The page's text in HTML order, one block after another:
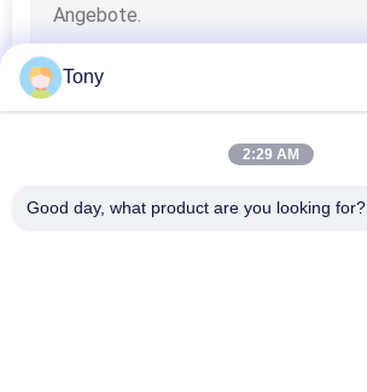
Messmaschine
Tony
2:29 AM
Good day, what product are you looking for?